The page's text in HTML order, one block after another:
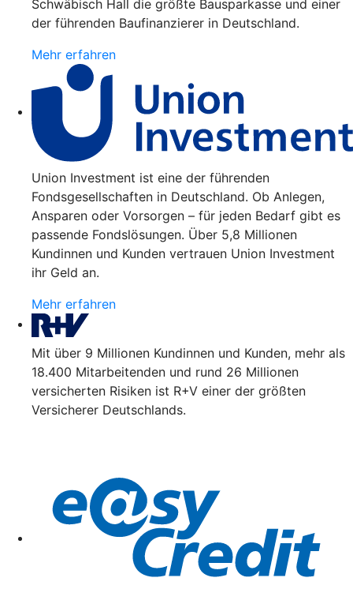
Schwäbisch Hall die größte Bausparkasse und einer
der führenden Baufinanzierer in Deutschland.
Mehr erfahren
Union Investment ist eine der führenden
Fondsgesellschaften in Deutschland. Ob Anlegen,
Ansparen oder Vorsorgen – für jeden Bedarf gibt es
passende Fondslösungen. Über 5,8 Millionen
Kundinnen und Kunden vertrauen Union Investment
ihr Geld an.
Mehr erfahren
Mit über 9 Millionen Kundinnen und Kunden, mehr als
18.400 Mitarbeitenden und rund 26 Millionen
versicherten Risiken ist R+V einer der größten
Versicherer Deutschlands.